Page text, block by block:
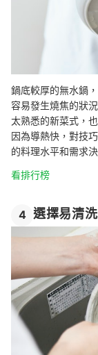
鍋底較厚的無水鍋
容易發生燒焦的狀
太熟悉的新菜式，
因為導熱快，對技
的料理水平和需求
看排行榜
4 選擇易清